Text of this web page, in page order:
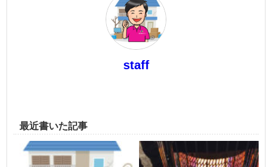
staff
最近書いた記事